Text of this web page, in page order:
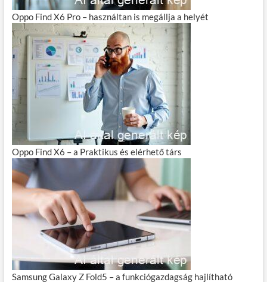
Oppo Find X6 Pro – használtan is megállja a helyét
Oppo Find X6 – a Praktikus és elérhető társ
Samsung Galaxy Z Fold5 – a funkciógazdagság hajlítható